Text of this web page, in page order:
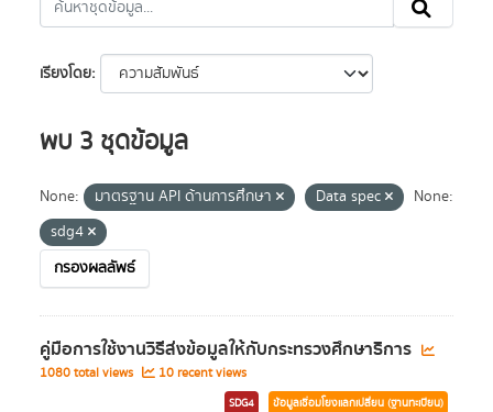
เรียงโดย
พบ 3 ชุดข้อมูล
None: มาตรฐาน API ด้านการศึกษา Data spec
None:
sdg4
กรองผลลัพธ์
คู่มือการใช้งานวิธีส่งข้อมูลให้กับกระทรวงศึกษาธิการ
1080 total views 10 recent views
SDG4 ข้อมูลเชื่อมโยงแลกเปลี่ยน (ฐานทะเบียน)